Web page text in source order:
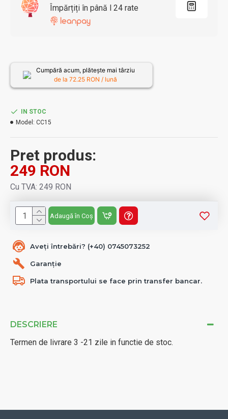
DESCRIERE
Termen de livrare 3 -21 zile in functie de stoc.
Împărțiți în până l 24 rate
Aveți întrebări? (+40) 0745073252
Garanție
Plata transportului se face prin transfer bancar.
Pret produs:
249 RON
Cu TVA: 249 RON
IN STOC
Model: CC15
Adaugă în Coș
Cumpără acum, plătește mai târziu
de la 72.25 RON / lună